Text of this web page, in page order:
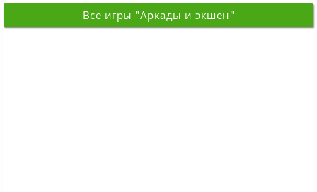
Вы садитесь за
ведёте
в небо.
Все игры "Аркады и экшен"